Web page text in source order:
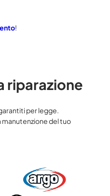
!
riparazione
per legge.
manutenzione del tuo